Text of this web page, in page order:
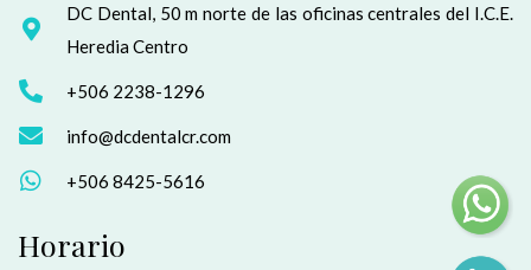
DC Dental, 50 m norte de las oficinas centrales del I.C.E.
Heredia Centro
+506 2238-1296
info@dcdentalcr.com
+506 8425-5616
Horario